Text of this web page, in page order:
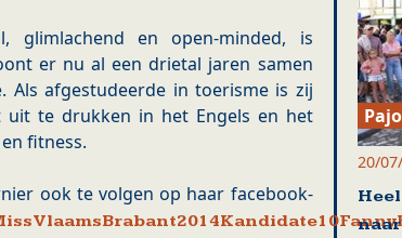
glimlachend en open-minded, is
er nu al een drietal jaren samen
Als afgestudeerde in toerisme is zij
te drukken in het Engels en het
fitness.
ook te volgen op haar facebook-
20/